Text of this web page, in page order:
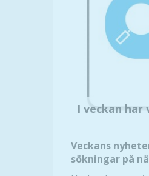
I veckan
Veckans
sökningar på